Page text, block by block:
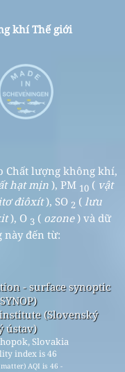
khí Thế giới
Chất lượng không khí,
hạt mịn ), PM 10 ( vật
điôxít), SO 2 ( lưu
), O 3 ( ozone) và dữ
đến từ:
- surface synoptic
(Slovenský
ústav)
Slovakia
index is 46
AQI is 46 -